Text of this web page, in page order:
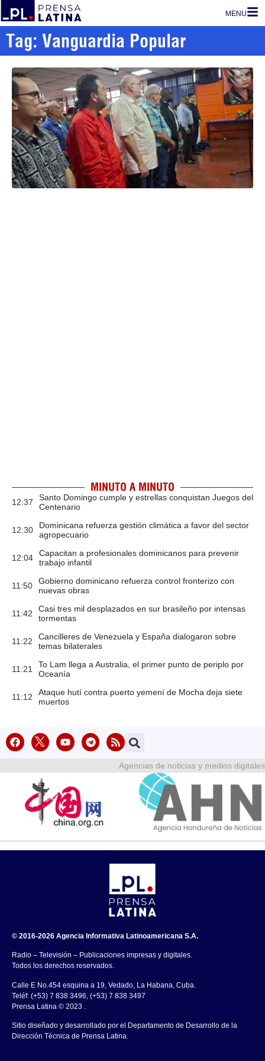
MENU
Tag: Vanguardia Popular
MINUTO A MINUTO
12:37
Santo Domingo cumple y estrellas conquistan Juegos del
Centenario
12:30
Dominicana refuerza gestión climática a favor del sector
agropecuario
12:04
Capacitan a profesionales dominicanos para prevenir
trabajo infantil
11:50
Gobierno dominicano refuerza control fronterizo con
nuevas obras
11:42
Casi tres mil desplazados en sur brasileño por intensas
tormentas
11:22
Cancilleres de Venezuela y España dialogaron sobre
temas bilaterales
11:21
To Lam llega a Australia, el primer punto de periplo por
Oceanía
11:12
Ataque hutí contra puerto yemení de Mocha deja siete
muertos
Agencias de noticias y medios digitales
© 2016-2026 Agencia Informativa Latinoamericana S.A.
Radio – Televisión – Publicaciones impresas y digitales.
Todos los derechos reservados.
Calle E No.454 esquina a 19, Vedado, La Habana, Cuba.
Teléf: (+53) 7 838 3496, (+53) 7 838 3497
Prensa Latina © 2023 .
Sitio diseñado y desarrollado por el Departamento de Desarrollo de la
Dirección Técnica de Prensa Latina.